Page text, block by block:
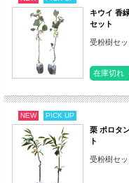
ポット径 12～
収穫まで
受粉樹 不要（
病気 黒点病
害虫 エカキ
キウイ 香
セット
受粉樹セッ
在庫切れ
NEW PICK UP
栗 ポロタ
ト
受粉樹セッ